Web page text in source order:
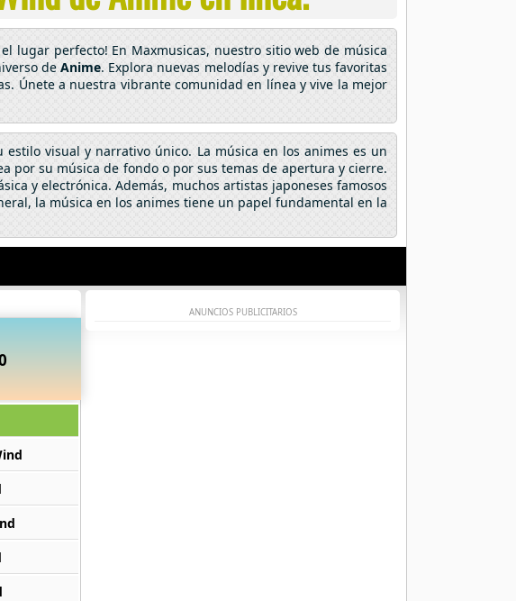
el lugar perfecto! En Maxmusicas, nuestro sitio web de música
deAnime. Explora nuevas melodías y revive tus favoritas
Únete a nuestra vibrante comunidad en línea y vive la mejor
visual y narrativo único. La música en los animes es un
por su música de fondo o por sus temas de apertura y cierre.
y electrónica. Además, muchos artistas japoneses famosos
la música en los animes tiene un papel fundamental en la
ANUNCIOS PUBLICITARIOS